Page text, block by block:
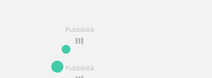
Pubblicità
Pubblicità